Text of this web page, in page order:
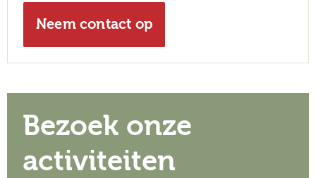
Neem contact op
Bezoek onze
activiteiten